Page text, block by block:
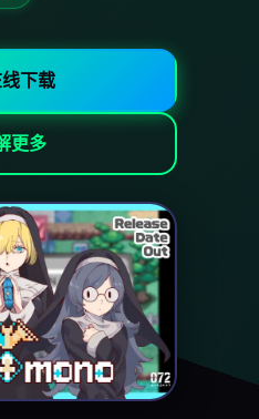
下载
更多